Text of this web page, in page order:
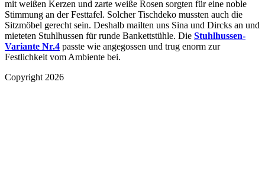
mit weißen Kerzen und zarte weiße Rosen sorgten für eine noble
Stimmung an der Festtafel. Solcher Tischdeko mussten auch die
Sitzmöbel gerecht sein. Deshalb mailten uns Sina und Dircks an und
mieteten Stuhlhussen für runde Bankettstühle. Die Stuhlhussen-
Variante Nr.4 passte wie angegossen und trug enorm zur
Festlichkeit vom Ambiente bei.
Copyright 2026